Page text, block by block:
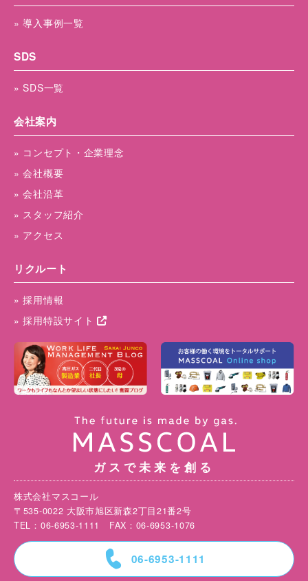
» 導入事例一覧
SDS
» SDS一覧
会社案内
» コンセプト・企業理念
» 会社概要
» 会社沿革
» スタッフ紹介
» アクセス
リクルート
» 採用情報
» 採用特設サイト
ガスで未来を創る
株式会社マスコール
〒535-0022 大阪市旭区新森2丁目21番2号
TEL：06-6953-1111 FAX：06-6953-1076
= 06-6953-1111